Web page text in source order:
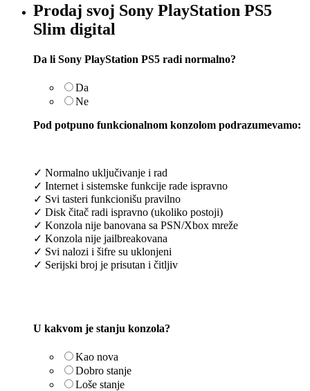
Prodaj svoj Sony PlayStation PS5
Slim digital
Da li Sony PlayStation PS5 radi normalno?
Da
Ne
Pod potpuno funkcionalnom konzolom podrazumevamo:
✓ Normalno uključivanje i rad
✓ Internet i sistemske funkcije rade ispravno
✓ Svi tasteri funkcionišu pravilno
✓ Disk čitač radi ispravno (ukoliko postoji)
✓ Konzola nije banovana sa PSN/Xbox mreže
✓ Konzola nije jailbreakovana
✓ Svi nalozi i šifre su uklonjeni
✓ Serijski broj je prisutan i čitljiv
U kakvom je stanju konzola?
Kao nova
Dobro stanje
Loše stanje